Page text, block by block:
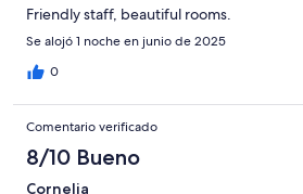
Friendly staff, beautiful rooms.
Se alojó 1 noche en junio de 2025
0
Comentario verificado
8/10 Bueno
Cornelia